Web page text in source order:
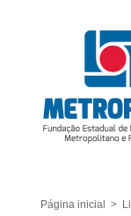
Página inicial >